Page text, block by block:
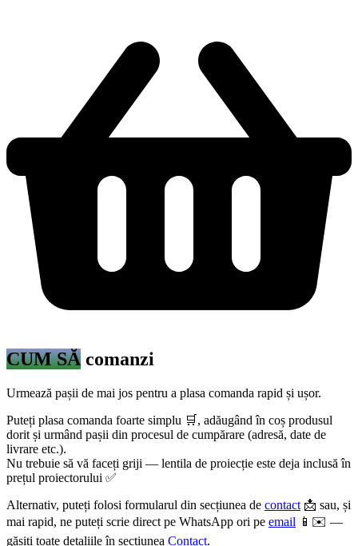
CUM SĂ comanzi
Urmează pașii de mai jos pentru a plasa comanda rapid și ușor.
Puteți plasa comanda foarte simplu 🛒, adăugând în coș produsul
dorit și urmând pașii din procesul de cumpărare (adresă, date de
livrare etc.).
Nu trebuie să vă faceți griji — lentila de proiecție este deja inclusă în
prețul proiectorului ✅
Alternativ, puteți folosi formularul din secțiunea de contact 📩 sau, și
mai rapid, ne puteți scrie direct pe WhatsApp ori pe email 📱✉️ —
găsiți toate detaliile în secțiunea Contact.